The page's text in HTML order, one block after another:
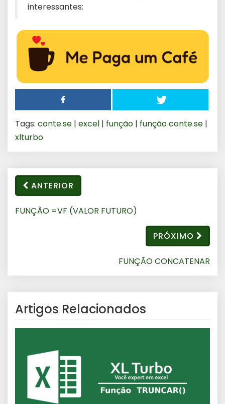
interessantes:
Tags: conte.se | excel | função | função conte.se |
xlturbo
ANTERIOR
FUNÇÃO =VF (VALOR FUTURO)
PRÓXIMO
FUNÇÃO CONCATENAR
Artigos Relacionados